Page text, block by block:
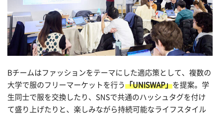
Bチームはファッションをテーマにした適応策として、複数の
大学で服のフリーマーケットを行う 「UNISWAP」を提案。学
生同士で服を交換したり、 SNSで共通のハッシュタグを付け
て盛り上げたりと、楽しみながら持続可能なライフスタイル